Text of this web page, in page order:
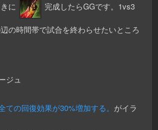
に 完成したらGGです。1vs3
の時間帯で試合を終わらせたいところ
ジュ
ての回復効果が30%増加する。 がイラ